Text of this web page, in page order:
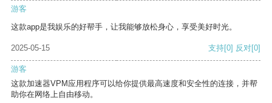
游客
这款app是我娱乐的好帮手，让我能够放松身心，享受美好时光。
2025-05-15 支持[0] 反对[0]
游客
这款加速器VPM应用程序可以给你提供最高速度和安全性的连接，并帮
助你在网络上自由移动。